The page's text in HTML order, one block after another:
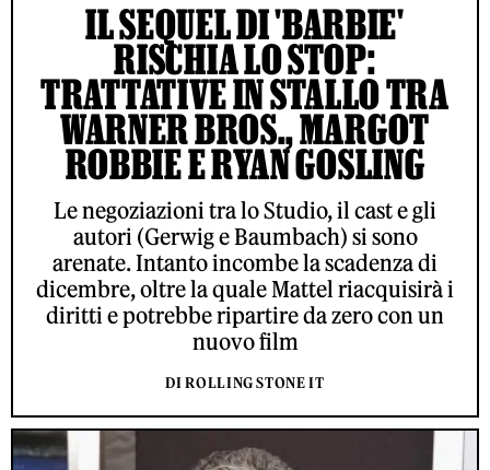
IL SEQUEL DI 'BARBIE'
RISCHIA LO STOP:
TRATTATIVE IN STALLO TRA
WARNER BROS., MARGOT
ROBBIE E RYAN GOSLING
Le negoziazioni tra lo Studio, il cast e gli
autori (Gerwig e Baumbach) si sono
arenate. Intanto incombe la scadenza di
dicembre, oltre la quale Mattel riacquisirà i
diritti e potrebbe ripartire da zero con un
nuovo film
DI ROLLING STONE IT